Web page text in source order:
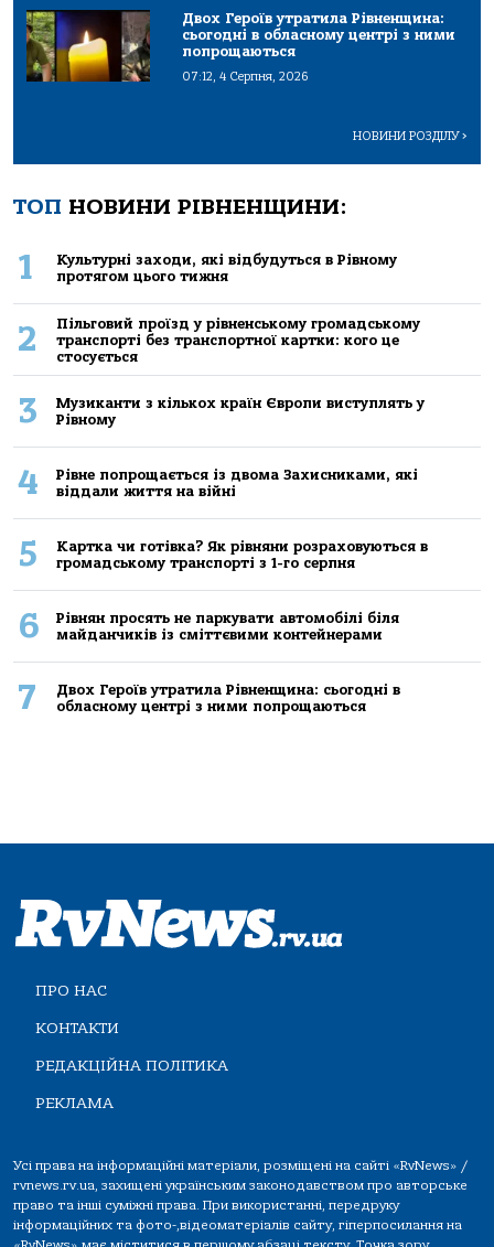
Двох Героїв утратила Рівненщина:
сьогодні в обласному центрі з ними
попрощаються
07:12, 4 Серпня, 2026
НОВИНИ РОЗДІЛУ>
ТОП НОВИНИ РІВНЕНЩИНИ:
1
Культурні заходи, які відбудуться в Рівному
протягом цього тижня
2
Пільговий проїзд у рівненському громадському
транспорті без транспортної картки: кого це
стосується
3
Музиканти з кількох країн Європи виступлять у
Рівному
4
Рівне попрощається із двома Захисниками, які
віддали життя на війні
5
Картка чи готівка? Як рівняни розраховуються в
громадському транспорті з 1-го серпня
6
Рівнян просять не паркувати автомобілі біля
майданчиків із сміттєвими контейнерами
7
Двох Героїв утратила Рівненщина: сьогодні в
обласному центрі з ними попрощаються
ПРО НАС
КОНТАКТИ
РЕДАКЦІЙНА ПОЛІТИКА
РЕКЛАМА
Усі права на інформаційні матеріали, розміщені на сайті «RvNews» /
rvnews.rv.ua, захищені українським законодавством про авторське
право та інші суміжні права. При використанні, передруку
інформаційних та фото-,відеоматеріалів сайту, гіперпосилання на